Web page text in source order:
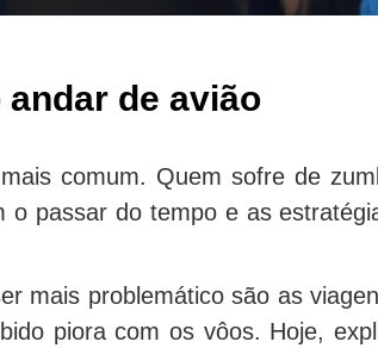
de avião
comum. Quem sofre de
passar do tempo e as
mais problemático são as
piora com os vôos. Hoje,